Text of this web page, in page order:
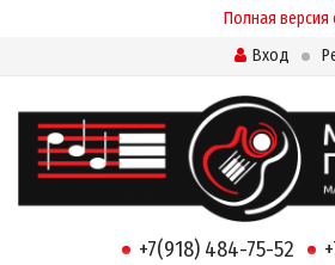
Полная версия
Вход
+7(918) 484-75-52